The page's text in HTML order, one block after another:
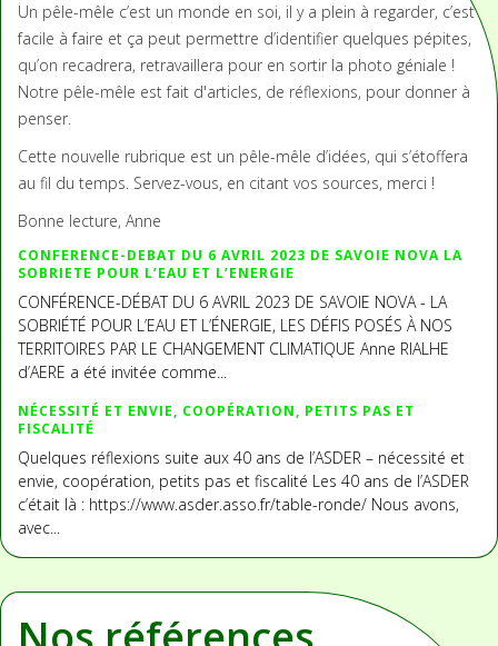
Un pêle-mêle c’est un monde en soi, il y a plein à regarder, c’est
facile à faire et ça peut permettre d’identifier quelques pépites,
qu’on recadrera, retravaillera pour en sortir la photo géniale !
Notre pêle-mêle est fait d'articles, de réflexions, pour donner à
penser.
Cette nouvelle rubrique est un pêle-mêle d’idées, qui s’étoffera
au fil du temps. Servez-vous, en citant vos sources, merci !
Bonne lecture, Anne
CONFERENCE-DEBAT DU 6 AVRIL 2023 DE SAVOIE NOVA LA
SOBRIETE POUR L’EAU ET L’ENERGIE
CONFÉRENCE-DÉBAT DU 6 AVRIL 2023 DE SAVOIE NOVA - LA
SOBRIÉTÉ POUR L’EAU ET L’ÉNERGIE, LES DÉFIS POSÉS À NOS
TERRITOIRES PAR LE CHANGEMENT CLIMATIQUE Anne RIALHE
d’AERE a été invitée comme...
NÉCESSITÉ ET ENVIE, COOPÉRATION, PETITS PAS ET
FISCALITÉ
Quelques réflexions suite aux 40 ans de l’ASDER – nécessité et
envie, coopération, petits pas et fiscalité Les 40 ans de l’ASDER
c’était là : https://www.asder.asso.fr/table-ronde/ Nous avons,
avec...